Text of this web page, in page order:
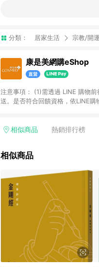
分類： 居家生活 宗教/開
康是美網購eShop
注意事項：​ (1)需透過 LINE 購物
送。​是否符合回饋資格，依LINE
「LINE購物通知」之官方帳號訊
相似商品 熱銷排行榜
相似商品